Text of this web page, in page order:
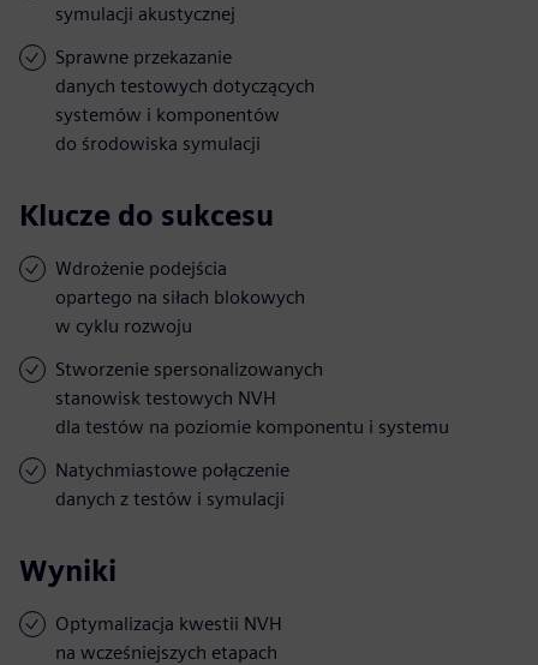
symulacji akustycznej
Sprawne przekazanie
danych testowych dotyczących
systemów i komponentów
do środowiska symulacji
Klucze do sukcesu
Wdrożenie podejścia
opartego na siłach blokowych
w cyklu rozwoju
Stworzenie spersonalizowanych
stanowisk testowych NVH
dla testów na poziomie komponentu i systemu
Natychmiastowe połączenie
danych z testów i symulacji
Wyniki
Optymalizacja kwestii NVH
na wcześniejszych etapach